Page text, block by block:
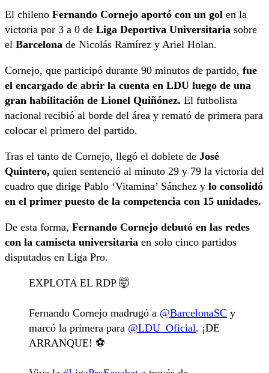
El chileno Fernando Cornejo aportó con un gol en la
victoria por 3 a 0 de Liga Deportiva Universitaria sobre
el Barcelona de Nicolás Ramírez y Ariel Holan.
Cornejo, que participó durante 90 minutos de partido, fue
el encargado de abrir la cuenta en LDU luego de una
gran habilitación de Lionel Quiñónez. El futbolista
nacional recibió al borde del área y remató de primera para
colocar el primero del partido.
Tras el tanto de Cornejo, llegó el doblete de José
Quintero, quien sentenció al minuto 29 y 79 la victoria del
cuadro que dirige Pablo ‘Vitamina’ Sánchez y lo consolidó
en el primer puesto de la competencia con 15 unidades.
De esta forma, Fernando Cornejo debutó en las redes
con la camiseta universitaria en solo cinco partidos
disputados en Liga Pro.
EXPLOTA EL RDP 🤯
Fernando Cornejo madrugó a @BarcelonaSC y
marcó la primera para @LDU_Oficial. ¡DE
ARRANQUE! ⚽️